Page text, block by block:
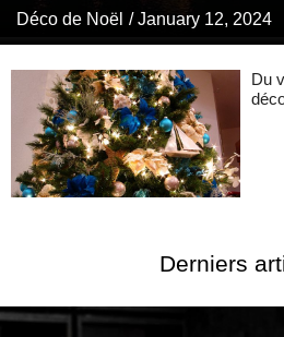
Déco de Noël / January 12, 2024
Du
Derniers